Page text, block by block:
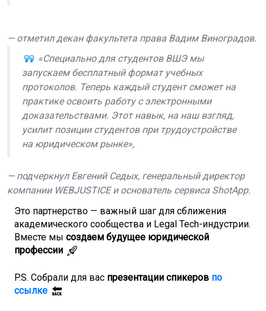
— отметил декан факультета права Вадим Виноградов.
«Специально для студентов ВШЭ мы
запускаем бесплатный формат учебных
протоколов. Теперь каждый студент сможет на
практике освоить работу с электронными
доказательствами. Этот навык, на наш взгляд,
усилит позиции студентов при трудоустройстве
на юридическом рынке»,
— подчеркнул Евгений Седых, генеральный директор
компании WEBJUSTICE и основатель сервиса ShotApp.
Это партнерство — важный шаг для сближения
академического сообщества и Legal Tech-индустрии.
Вместе мы создаем будущее юридической
профессии
P.S. Собрали для вас презентации спикеров по
ссылке